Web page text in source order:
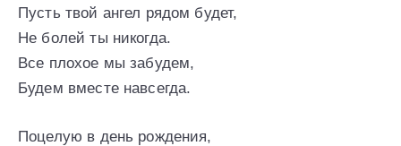
Пусть твой ангел рядом будет,
Не болей ты никогда.
Все плохое мы забудем,
Будем вместе навсегда.
Поцелую в день рождения,